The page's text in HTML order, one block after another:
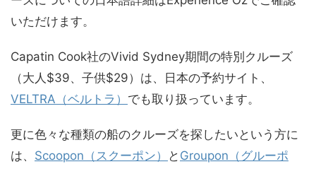
いただけます。
Capatin Cook社のVivid Sydney期間の特別クルーズ
（大人$39、子供$29）は、日本の予約サイト、
VELTRA（ベルトラ） でも取り扱っています。
更に色々な種類の船のクルーズを探したいという方に
は、 Scoopon（スクーポン） と Groupon（グルーポ